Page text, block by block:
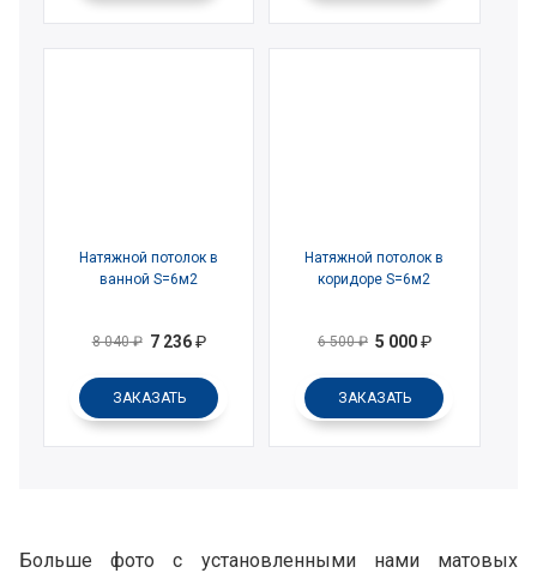
Натяжной потолок в
ванной S=6м2
8 040₽ 7 236₽
ЗАКАЗАТЬ
Натяжной потолок в
коридоре S=6м2
6 500₽ 5 000₽
ЗАКАЗАТЬ
Больше фото с установленными нами матовых